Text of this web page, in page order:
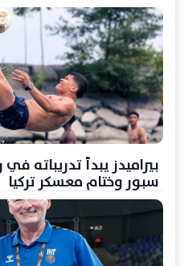
بيراميدز يبدأ تدريباته في
سبور وختام معسكر تركيا